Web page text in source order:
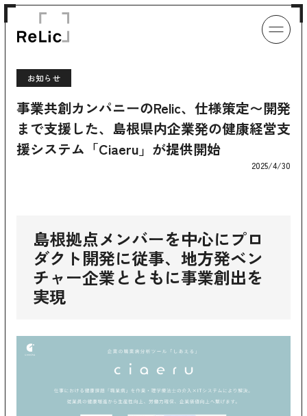
お知らせ
事業共創カンパニーのRelic、仕様策定〜開発
まで支援した、島根県内企業発の健康経営支
援システム「Ciaeru」が提供開始
2025/4/30
島根拠点メンバーを中心にプロ
ダクト開発に従事、地方発ベン
チャー企業とともに事業創出を
実現